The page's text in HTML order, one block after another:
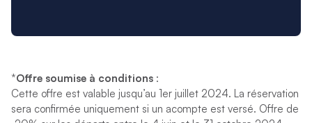
*Offre soumise à conditions :
Cette offre est valable jusqu’au 1er juillet 2024. La réservation
sera confirmée uniquement si un acompte est versé. Offre de